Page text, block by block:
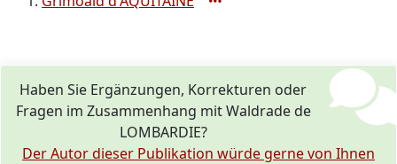
Haben Sie Ergänzungen, Korrekturen oder
Fragen im Zusammenhang mit Waldrade de
LOMBARDIE?
Der Autor dieser Publikation würde gerne von Ihnen